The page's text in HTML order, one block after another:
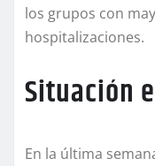
los grupos con
hospitalizaciones.
Situación
En la última